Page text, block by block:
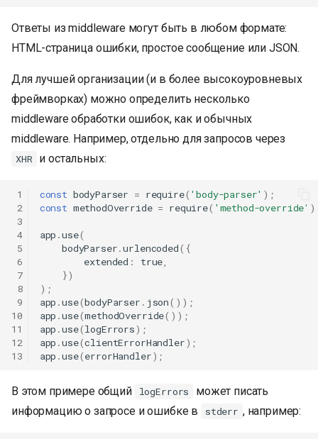
Ответы из middleware могут быть в любом формате:
HTML-страница ошибки, простое сообщение или JSON.
Для лучшей организации (и в более высокоуровневых
фреймворках) можно определить несколько
middleware обработки ошибок, как и обычных
middleware. Например, отдельно для запросов через
XHR и остальных:
1
2
3
4
5
6
7
8
9
10
11
12
13
const bodyParser = require( 'body-parser' );
const methodOverride = require( 'method-override'
app .use(
bodyParser.urlencoded({
extended : true,
})
);
app .use(bodyParser . json());
app .use(methodOverride());
app .use(logErrors);
app .use(clientErrorHandler);
app .use(errorHandler);
В этом примере общий logErrors
может писать
информацию о запросе и ошибке в
stderr , например: